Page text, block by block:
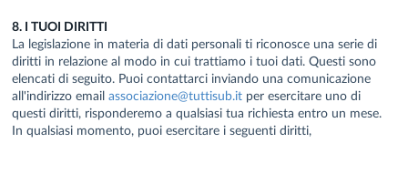
8. I TUOI DIRITTI
La legislazione in materia di dati personali ti riconosce una serie di
diritti in relazione al modo in cui trattiamo i tuoi dati. Questi sono
elencati di seguito. Puoi contattarci inviando una comunicazione
all'indirizzo emailassociazione@tuttisub.it per esercitare uno di
questi diritti, risponderemo a qualsiasi tua richiesta entro un mese.
In qualsiasi momento, puoi esercitare i seguenti diritti,